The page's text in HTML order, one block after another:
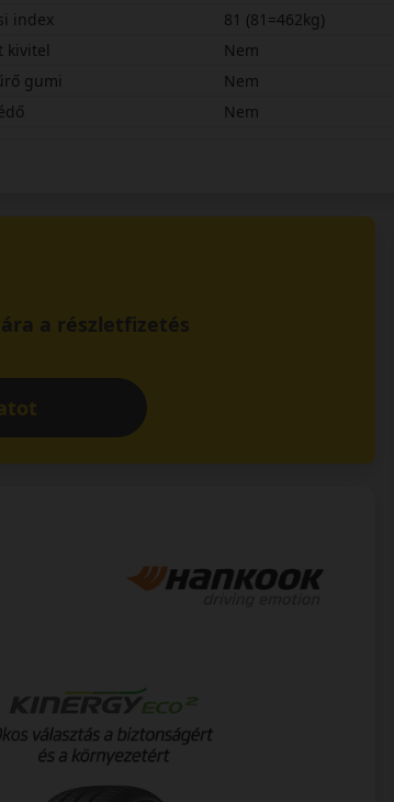
index
81 (81=462kg)
kivitel
Nem
gumi
Nem
Nem
a részletfizetés